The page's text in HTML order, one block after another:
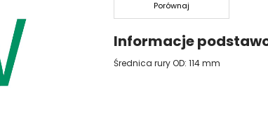
Informacje
Średnica rury OD: 114 mm
Porównaj